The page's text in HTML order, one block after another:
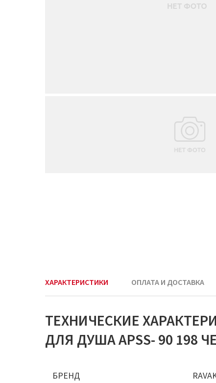
ХАРАКТЕРИСТИКИ ОПЛАТА И ДОСТАВКА
ТЕХНИЧЕСКИЕ
ДЛЯ ДУША APSS- 90 198
БРЕНД